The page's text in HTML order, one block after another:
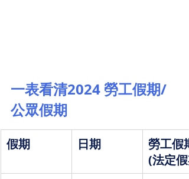
一表看清2024 勞工假期/
公眾假期
假期 日期
勞工假期
(法定假